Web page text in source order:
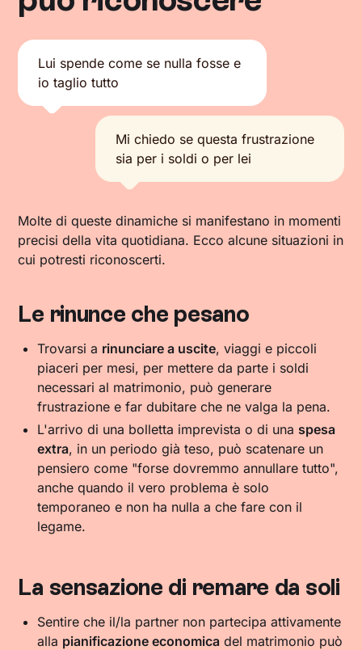
Lui spende come se nulla fosse e
io taglio tutto
Mi chiedo se questa frustrazione
sia per i soldi o per lei
Molte di queste dinamiche si manifestano in momenti
precisi della vita quotidiana. Ecco alcune situazioni in
cui potresti riconoscerti.
Le rinunce che pesano
Trovarsi a rinunciare a uscite, viaggi e piccoli
piaceri per mesi, per mettere da parte i soldi
necessari al matrimonio, può generare
frustrazione e far dubitare che ne valga la pena.
L'arrivo di una bolletta imprevista o di una spesa
extra, in un periodo già teso, può scatenare un
pensiero come "forse dovremmo annullare tutto",
anche quando il vero problema è solo
temporaneo e non ha nulla a che fare con il
legame.
La sensazione di remare da soli
Sentire che il/la partner non partecipa attivamente
alla pianificazione economica del matrimonio può